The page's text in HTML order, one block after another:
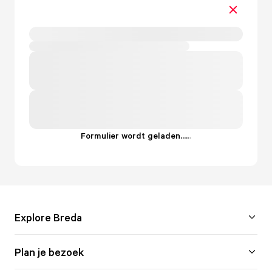
Formulier wordt geladen......
Explore Breda
Plan je bezoek